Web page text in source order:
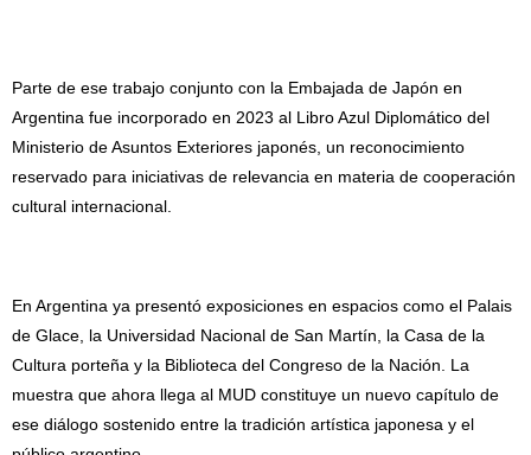
Parte de ese trabajo conjunto con la Embajada de Japón en
Argentina fue incorporado en 2023 al Libro Azul Diplomático del
Ministerio de Asuntos Exteriores japonés, un reconocimiento
reservado para iniciativas de relevancia en materia de cooperación
cultural internacional.
En Argentina ya presentó exposiciones en espacios como el Palais
de Glace, la Universidad Nacional de San Martín, la Casa de la
Cultura porteña y la Biblioteca del Congreso de la Nación. La
muestra que ahora llega al MUD constituye un nuevo capítulo de
ese diálogo sostenido entre la tradición artística japonesa y el